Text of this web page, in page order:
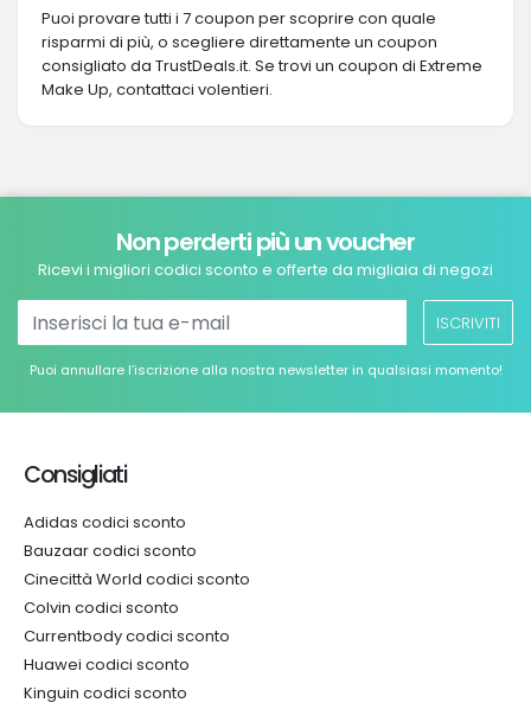
Puoi provare tutti i 7 coupon per scoprire con quale
risparmi di più, o scegliere direttamente un coupon
consigliato da TrustDeals.it. Se trovi un coupon di Extreme
Make Up, contattaci volentieri.
Non perderti più un voucher
Ricevi i migliori codici sconto e offerte da migliaia di negozi
ISCRIVITI
Puoi annullare l’iscrizione alla nostra newsletter in qualsiasi momento!
Consigliati
Adidas codici sconto
Bauzaar codici sconto
Cinecittà World codici sconto
Colvin codici sconto
Currentbody codici sconto
Huawei codici sconto
Kinguin codici sconto